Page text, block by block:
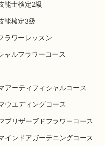
能士検定2級
能検定3級
ラワーレッスン
ャルフラワーコース
アーティフィシャルコース
ウエディングコース
プリザーブドフラワーコース
インドアガーデニングコース